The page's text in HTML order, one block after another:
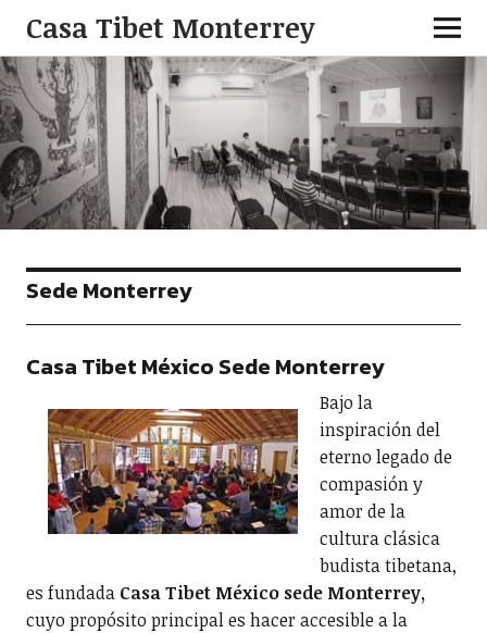
Casa Tibet Monterrey
Sede Monterrey
Casa Tibet México Sede Monterrey
Bajo la
inspiración del
eterno legado de
compasión y
amor de la
cultura clásica
budista tibetana,
es fundada Casa Tibet México sede Monterrey,
cuyo propósito principal es hacer accesible a la